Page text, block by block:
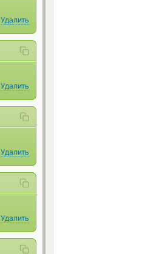
Удалить
Удалить
Удалить
Удалить